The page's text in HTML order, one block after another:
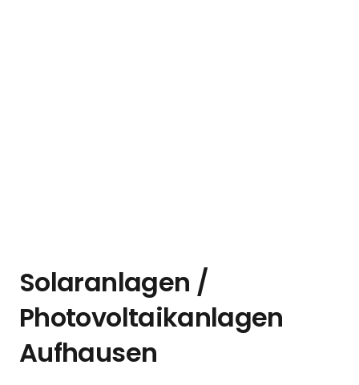
Solaranlagen /
Photovoltaikanlagen
Aufhausen